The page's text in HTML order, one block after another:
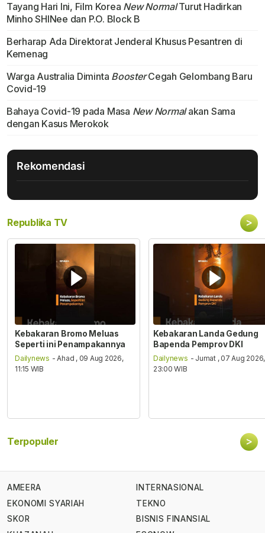
Tayang Hari Ini, Film Korea New NormalTurut Hadirkan
Minho SHINee dan P.O. Block B
Berharap Ada Direktorat Jenderal Khusus Pesantren di
Kemenag
Warga Australia Diminta BoosterCegah Gelombang Baru
Covid-19
Bahaya Covid-19 pada Masa New Normalakan Sama
dengan Kasus Merokok
Rekomendasi
Republika TV >
Kebakaran Bromo Meluas
Seperti ini Penampakannya
Dailynews - Ahad , 09 Aug 2026,
11:15 WIB
Kebakaran Landa Gedung
Bapenda Pemprov DKI
Dailynews - Jumat , 07 Aug 2026,
23:00 WIB
Terpopuler >
AMEERA
EKONOMI SYARIAH
SKOR
INTERNASIONAL
TEKNO
BISNIS FINANSIAL